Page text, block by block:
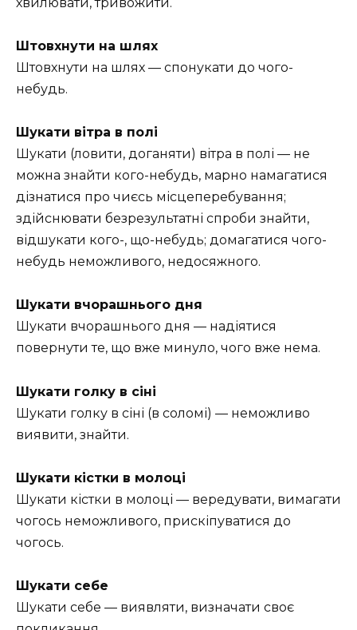
Штовхнути на шлях
Штовхнути на шлях — спонукати до чого-
небудь.
Шукати вітра в полі
Шукати (ловити, доганяти) вітра в полі — не
можна знайти кого-небудь, марно намагатися
дізнатися про чиєсь місцеперебування;
здійснювати безрезультатні спроби знайти,
відшукати кого-, що-небудь; домагатися чого-
небудь неможливого, недосяжного.
Шукати вчорашнього дня
Шукати вчорашнього дня — надіятися
повернути те, що вже минуло, чого вже нема.
Шукати голку в сіні
Шукати голку в сіні (в соломі) — неможливо
виявити, знайти.
Шукати кістки в молоці
Шукати кістки в молоці — вередувати, вимагати
чогось неможливого, прискіпуватися до
чогось.
Шукати себе
Шукати себе — виявляти, визначати своє